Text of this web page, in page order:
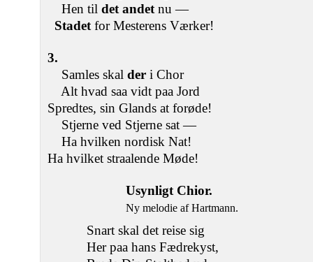
Hen til det andet nu —
Stadet for Mesterens Værker!
3.
Samles skal der i Chor
Alt hvad saa vidt paa Jord
Spredtes, sin Glands at forøde!
Stjerne ved Stjerne sat —
Ha hvilken nordisk Nat!
Ha hvilket straalende Møde!
Usynligt Chior.
Ny melodie af Hartmann.
Snart skal det reise sig
Her paa hans Fædrekyst,